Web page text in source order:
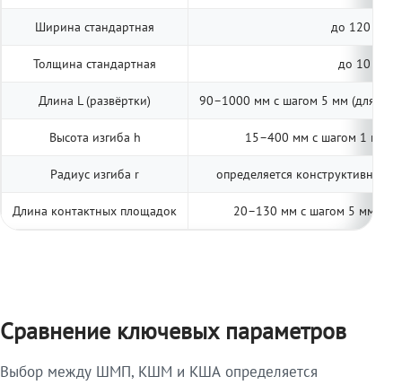
Ширина стандартная до 120 мм
Толщина стандартная до 10 мм
Длина L (развёртки) 90–1000 мм с шагом 5 мм (для
Высота изгиба h 15–400 мм с шагом 1 мм
Радиус изгиба r определяется конструктивно;
Длина контактных площадок 20–130 мм с шагом 5 мм
Сравнение ключевых параметров
Выбор между ШМП, КШМ и КША определяется